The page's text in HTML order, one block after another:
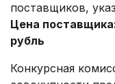
поставщиков,
Цена
рубль
Конкурсная